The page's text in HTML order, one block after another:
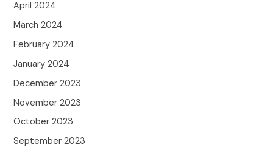
April 2024
March 2024
February 2024
January 2024
December 2023
November 2023
October 2023
September 2023